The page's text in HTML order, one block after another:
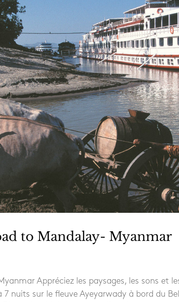
to Mandalay- Myanmar
Appréciez les paysages, les sons et
7 nuits sur le fleuve Ayeyarwady à bord du